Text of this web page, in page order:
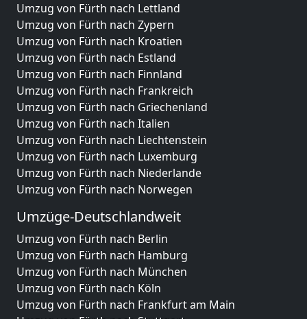
Umzug von Fürth nach Lettland
Umzug von Fürth nach Zypern
Umzug von Fürth nach Kroatien
Umzug von Fürth nach Estland
Umzug von Fürth nach Finnland
Umzug von Fürth nach Frankreich
Umzug von Fürth nach Griechenland
Umzug von Fürth nach Italien
Umzug von Fürth nach Liechtenstein
Umzug von Fürth nach Luxemburg
Umzug von Fürth nach Niederlande
Umzug von Fürth nach Norwegen
Umzüge-Deutschlandweit
Umzug von Fürth nach Berlin
Umzug von Fürth nach Hamburg
Umzug von Fürth nach München
Umzug von Fürth nach Köln
Umzug von Fürth nach Frankfurt am Main